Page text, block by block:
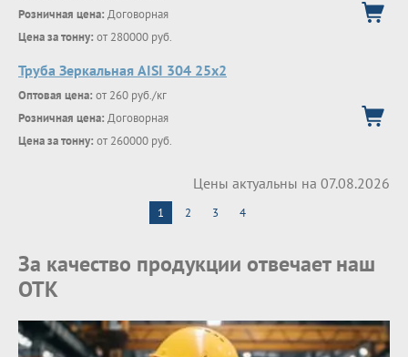
Розничная цена: Договорная
Цена за тонну: от 280000 руб.
Труба Зеркальная AISI 304 25х2
Оптовая цена: от 260 руб./кг
Розничная цена: Договорная
Цена за тонну: от 260000 руб.
Цены актуальны на 07.08.2026
1 2 3 4
За качество продукции отвечает наш
ОТК